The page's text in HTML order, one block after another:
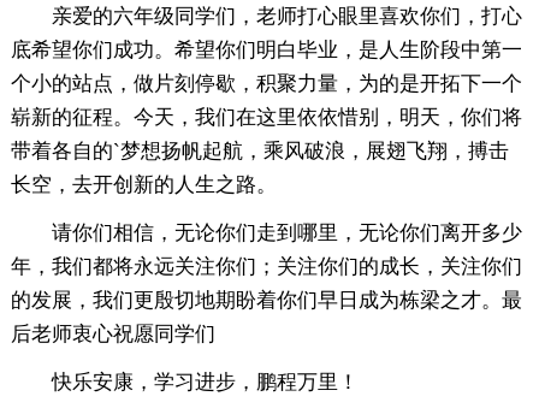
亲爱的六年级同学们，老师打心眼里喜欢你们，打心
底希望你们成功。希望你们明白毕业，是人生阶段中第一
个小的站点，做片刻停歇，积聚力量，为的是开拓下一个
崭新的征程。今天，我们在这里依依惜别，明天，你们将
带着各自的`梦想扬帆起航，乘风破浪，展翅飞翔，搏击
长空，去开创新的人生之路。
请你们相信，无论你们走到哪里，无论你们离开多少
年，我们都将永远关注你们；关注你们的成长，关注你们
的发展，我们更殷切地期盼着你们早日成为栋梁之才。最
后老师衷心祝愿同学们
快乐安康，学习进步，鹏程万里！